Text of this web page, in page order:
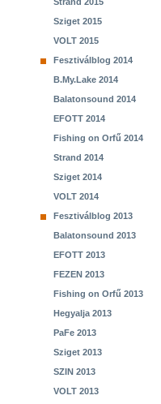
Sziget 2015
VOLT 2015
Fesztiválblog 2014
B.My.Lake 2014
Balatonsound 2014
EFOTT 2014
Fishing on Orfű 2014
Strand 2014
Sziget 2014
VOLT 2014
Fesztiválblog 2013
Balatonsound 2013
EFOTT 2013
FEZEN 2013
Fishing on Orfű 2013
Hegyalja 2013
PaFe 2013
Sziget 2013
SZIN 2013
VOLT 2013